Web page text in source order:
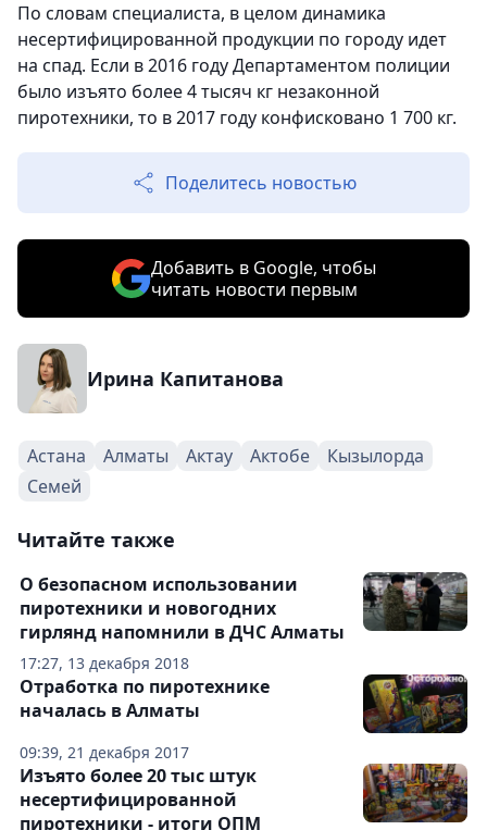
По словам специалиста, в целом динамика
несертифицированной продукции по городу идет
на спад. Если в 2016 году Департаментом полиции
было изъято более 4 тысяч кг незаконной
пиротехники, то в 2017 году конфисковано 1 700 кг.
Поделитесь новостью
Добавить в Google, чтобы
читать новости первым
Ирина Капитанова
Астана Алматы Актау Актобе
Кызылорда
Семей
Читайте также
17:27, 13 декабря 2018
О безопасном использовании
пиротехники и новогодних
гирлянд напомнили в ДЧС Алматы
09:39, 21 декабря 2017
Отработка по пиротехнике
началась в Алматы
Изъято более 20 тыс штук
несертифицированной
пиротехники - итоги ОПМ